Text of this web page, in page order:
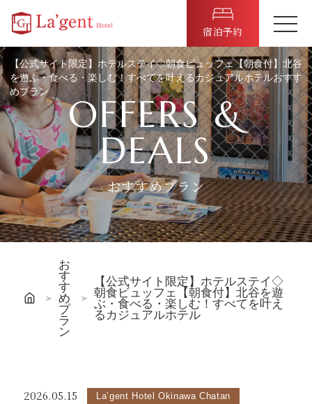
宿泊予約
【公式サイト限定】ホテルステイ◇朝食ビュッフェ【朝食付】北谷
を遊ぶ・食べる・楽しむ！すべてを叶えるカジュアルホテルおすす
めプラン
OFFERS &
DEALS
おすすめプラン
お
す
す
め
プ
ラ
ン
【公式サイト限定】ホテルステイ◇
朝食ビュッフェ【朝食付】北谷を遊
ぶ・食べる・楽しむ！すべてを叶え
るカジュアルホテル
2026.05.15 La’gent Hotel Okinawa Chatan